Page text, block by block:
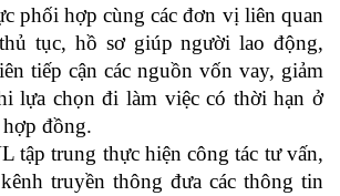
phối hợp cùng các đơn vị liên quan
tục, hồ sơ giúp người lao động,
tiếp cận các nguồn vốn vay, giảm
lựa chọn đi làm việc có thời hạn ở
đồng.
tập trung thực hiện công tác tư vấn,
truyền thông đưa các thông tin